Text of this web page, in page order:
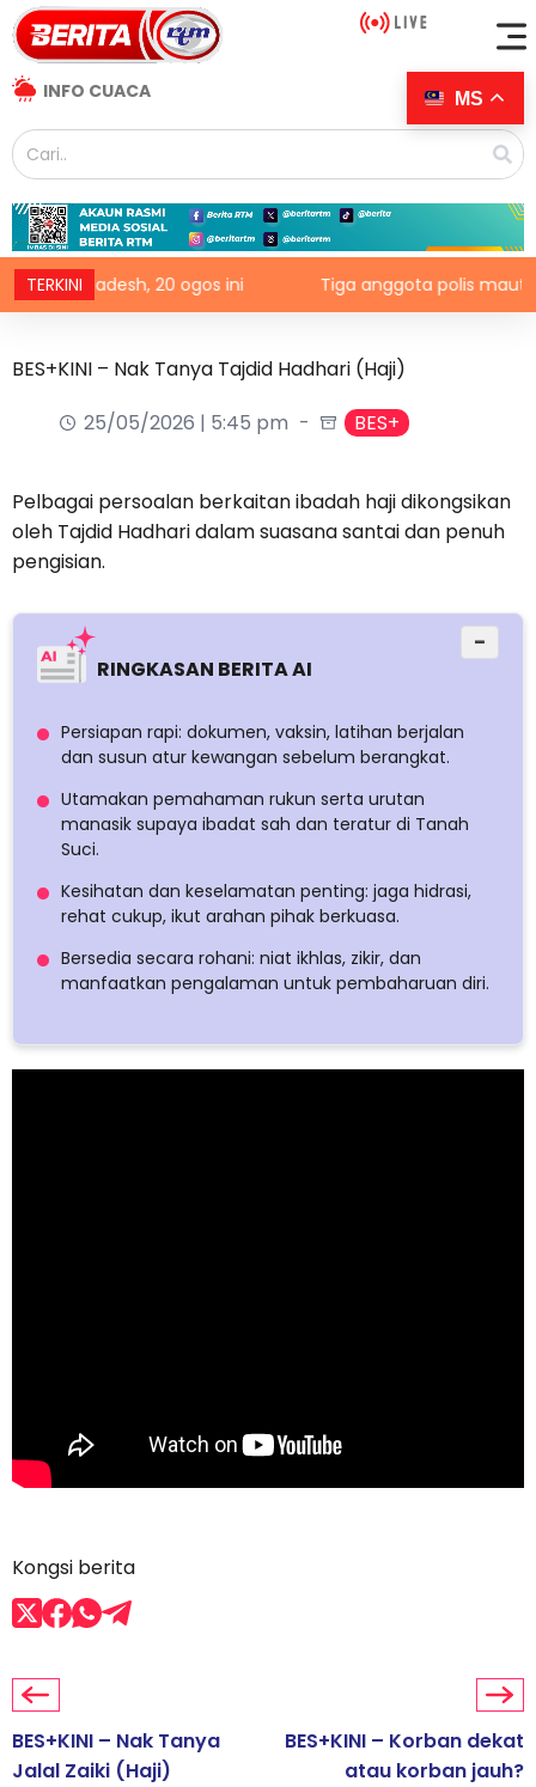
INFO CUACA
TERKINI 20 ogos ini Tiga anggota polis maut
BES+KINI – Nak Tanya Tajdid Hadhari (Haji)
25/05/2026 | 5:45 pm
BES+
Pelbagai persoalan berkaitan ibadah haji dikongsikan
oleh Tajdid Hadhari dalam suasana santai dan penuh
pengisian.
RINGKASAN BERITA AI
−
Persiapan rapi: dokumen, vaksin, latihan berjalan
dan susun atur kewangan sebelum berangkat.
Utamakan pemahaman rukun serta urutan
manasik supaya ibadat sah dan teratur di Tanah
Suci.
Kesihatan dan keselamatan penting: jaga hidrasi,
rehat cukup, ikut arahan pihak berkuasa.
Bersedia secara rohani: niat ikhlas, zikir, dan
manfaatkan pengalaman untuk pembaharuan diri.
Kongsi berita
BES+KINI – Nak Tanya
Jalal Zaiki (Haji)
BES+KINI – Korban dekat
atau korban jauh?
MS